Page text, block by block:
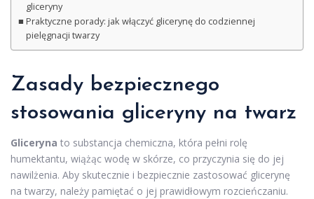
gliceryny
Praktyczne porady: jak włączyć glicerynę do codziennej
pielęgnacji twarzy
Zasady bezpiecznego
stosowania gliceryny na twarz
Gliceryna to substancja chemiczna, która pełni rolę
humektantu, wiążąc wodę w skórze, co przyczynia się do jej
nawilżenia. Aby skutecznie i bezpiecznie zastosować glicerynę
na twarzy, należy pamiętać o jej prawidłowym rozcieńczaniu.